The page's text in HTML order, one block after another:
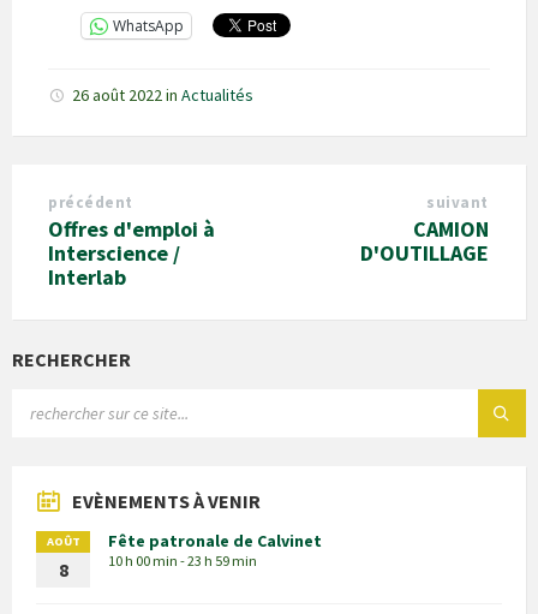
WhatsApp
26 août 2022in Actualités
précédent
Offres d'emploi à
Interscience /
Interlab
suivant
CAMION
D'OUTILLAGE
RECHERCHER
EVÈNEMENTS À VENIR
AOÛT
8
Fête patronale de Calvinet
10 h 00 min - 23 h 59 min